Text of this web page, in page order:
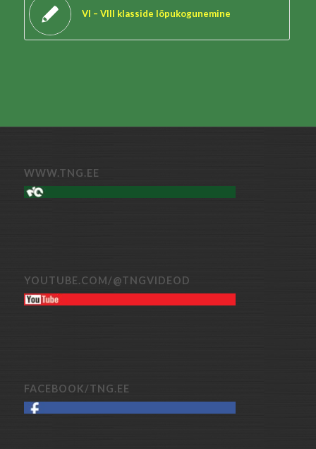
VI – VIII klasside lõpukogunemine
WWW.TNG.EE
YOUTUBE.COM/@TNGVIDEOD
FACEBOOK/TNG.EE